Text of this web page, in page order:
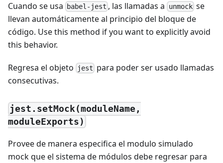
Cuando se usa babel-jest , las llamadas a unmockse
llevan automáticamente al principio del bloque de
código. Use this method if you want to explicitly avoid
this behavior.
Regresa el objeto jest para poder ser usado llamadas
consecutivas.
jest.setMock(moduleName,
moduleExports)
Provee de manera especifica el modulo simulado
mock que el sistema de módulos debe regresar para